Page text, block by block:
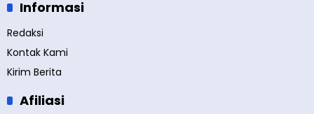
Informasi
Redaksi
Kontak Kami
Kirim Berita
Afiliasi